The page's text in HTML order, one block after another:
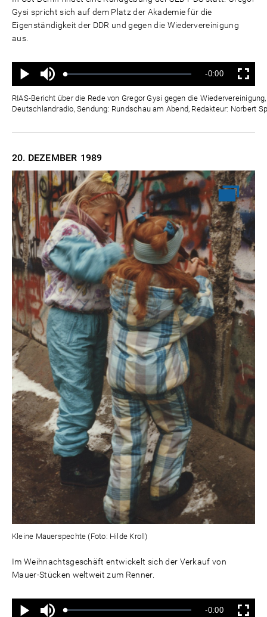
Gysi spricht sich auf dem Platz der Akademie für die
Eigenständigkeit der DDR und gegen die Wiedervereinigung
aus.
Wiedergabe
Ton
aus
Geladen:
Status:
Verbleibende
Zeit
-0:00 Vollbild
RIAS-Bericht über die Rede von Gregor Gysi gegen die
Deutschlandradio, Sendung: Rundschau am Abend, Redakteur: Norbert
20. DEZEMBER 1989
Kleine Mauerspechte (Foto: Hilde Kroll)
Im Weihnachtsgeschäft entwickelt sich der Verkauf von
Mauer-Stücken weltweit zum Renner.
Wiedergabe
Ton
aus
Geladen:
Status:
Verbleibende
-0:00 Vollbild